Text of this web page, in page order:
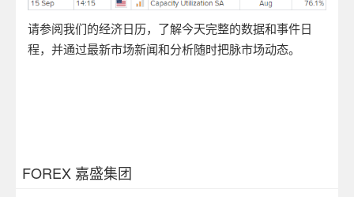
请参阅我们的经济日历，了解今天完整的数据和事件日
程，并通过最新市场新闻和分析随时把脉市场动态。
FOREX 嘉盛集团